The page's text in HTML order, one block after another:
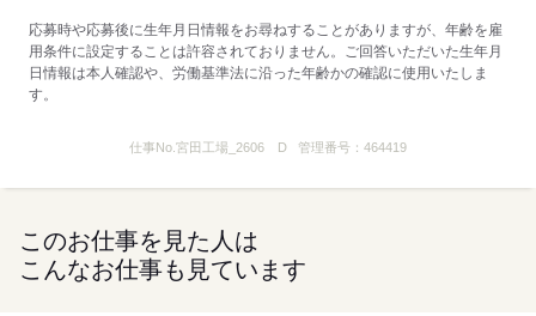
・寮費は無料
・家電完備、生活必需品は備え付けです。
・勤務地近隣市の借り上げアパートになります。
応募する
応募時や応募後に生年月日情報をお尋ねすることがありますが、年齢を雇
用条件に設定することは許容されておりません。ご回答いただいた生年月
日情報は本人確認や、労働基準法に沿った年齢かの確認に使用いたしま
す。
仕事No. 宮田工場_2606 D 管理番号：464419
このお仕事を見た人は
こんなお仕事も見ています